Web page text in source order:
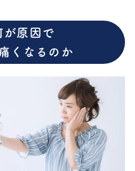
が原因で
くなるのか